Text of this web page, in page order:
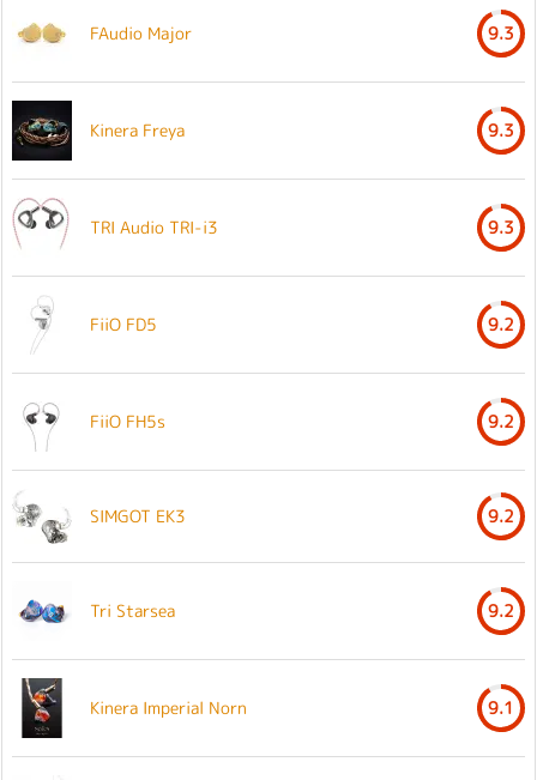
FAudio Major 9.3
Kinera Freya 9.3
TRI Audio TRI-i3 9.3
FiiO FD5 9.2
FiiO FH5s 9.2
SIMGOT EK3 9.2
Tri Starsea 9.2
Kinera Imperial Norn 9.1